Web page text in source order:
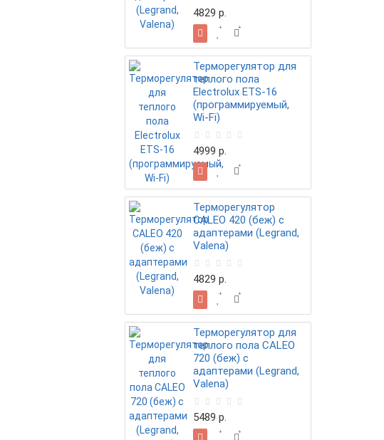
4829 р.
Терморегулятор для
теплого пола
Electrolux ETS-16
(программируемый,
Wi-Fi)
4999 р.
Терморегулятор
CALEO 420 (беж) с
адаптерами (Legrand,
Valena)
4829 р.
Терморегулятор для
теплого пола CALEO
720 (беж) с
адаптерами (Legrand,
Valena)
5489 р.